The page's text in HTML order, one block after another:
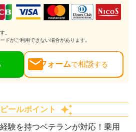
。
ドがご利用できない場合があります。
フォームで相談する
ールポイント
験を持つベテランが対応！乗用